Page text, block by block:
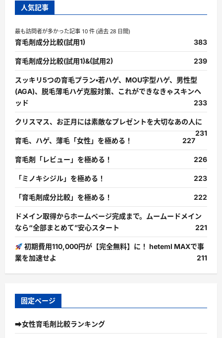
人気記事
最も訪問者が多かった記事 10 件 (過去 28 日間)
育毛剤成分比較(試用1) 383
育毛剤成分比較(試用1)&(試用2) 239
スッキリ5つの育毛プラン・若ハゲ、MOU字型ハゲ、男性型
(AGA)、脱毛薄毛ハゲ克服対策、これができなきゃスキンヘ
ッド
233
クリスマス、お正月には素敵なプレゼントを大切なあの人に
231
育毛、ハゲ、薄毛「女性」を極める！
227
育毛剤「レビュー」を極める！ 226
「ミノキシジル」を極める！ 223
「育毛剤成分比較」を極める！ 222
ドメイン取得からホームページ完成まで。ムームードメイン
なら“全部まとめて”安心スタート
221
初期費用110,000円が【完全無料】に！ heteml MAXで事
業を加速せよ
211
固定ページ
➡女性育毛剤比較ランキング